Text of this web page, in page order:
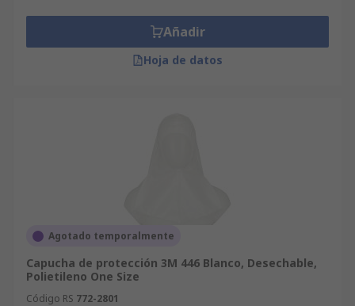
Añadir
Hoja de datos
Agotado temporalmente
Capucha de protección 3M 446 Blanco, Desechable,
Polietileno One Size
Código RS 772-2801